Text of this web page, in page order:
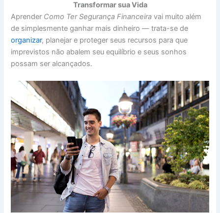
Transformar sua Vida
Aprender Como Ter Segurança Financeira vai muito além
de simplesmente ganhar mais dinheiro — trata-se de
organizar, planejar e proteger seus recursos para que
imprevistos não abalem seu equilíbrio e seus sonhos
possam ser alcançados.